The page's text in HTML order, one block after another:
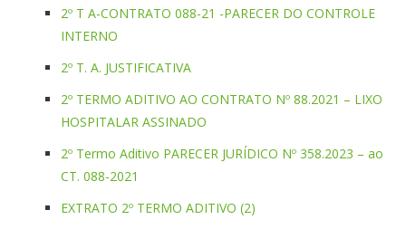
2º T A-CONTRATO 088-21 -PARECER DO CONTROLE
INTERNO
2º T. A. JUSTIFICATIVA
2º TERMO ADITIVO AO CONTRATO Nº 88.2021 – LIXO
HOSPITALAR ASSINADO
2º Termo Aditivo PARECER JURÍDICO Nº 358.2023 – ao
CT. 088-2021
EXTRATO 2º TERMO ADITIVO (2)